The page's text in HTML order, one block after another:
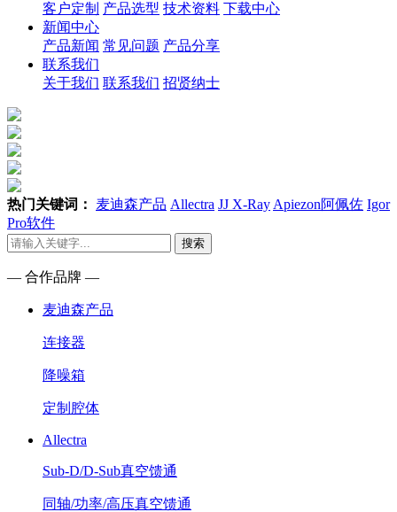
客户定制 产品选型 技术资料 下载中心
新闻中心
产品新闻 常见问题 产品分享
联系我们
关于我们 联系我们 招贤纳士
热门关键词： 麦迪森产品 Allectra JJ X-Ray Apiezon阿佩佐 Igor
Pro软件
搜索
— 合作品牌 —
麦迪森产品
连接器
降噪箱
定制腔体
Allectra
Sub-D/D-Sub真空馈通
同轴/功率/高压真空馈通